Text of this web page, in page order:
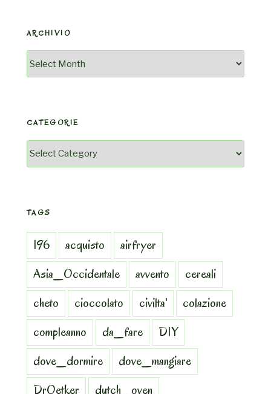
ARCHIVIO
Archivio
CATEGORIE
Categorie
TAGS
196 acquisto
airfryer
Asia_Occidentale
avvento
cereali
cheto
cioccolato civilta'
colazione
compleanno
da_fare
DIY
dove_dormire
dove_mangiare
DrOetker
dutch_oven